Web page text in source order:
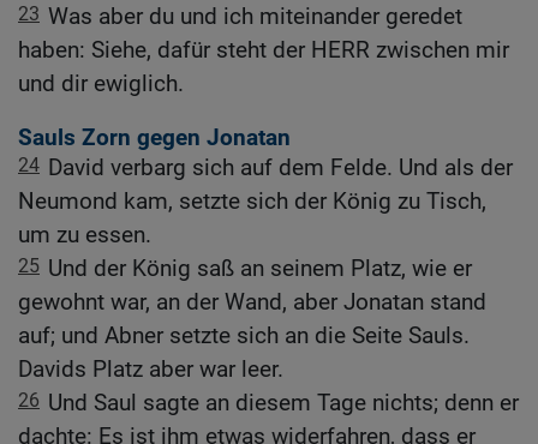
23 Was aber du und ich miteinander geredet
haben: Siehe, dafür steht der HERR zwischen mir
und dir ewiglich.
Sauls Zorn gegen Jonatan
24 David verbarg sich auf dem Felde. Und als der
Neumond kam, setzte sich der König zu Tisch,
um zu essen.
25 Und der König saß an seinem Platz, wie er
gewohnt war, an der Wand, aber Jonatan stand
auf; und Abner setzte sich an die Seite Sauls.
Davids Platz aber war leer.
26 Und Saul sagte an diesem Tage nichts; denn er
dachte: Es ist ihm etwas widerfahren, dass er